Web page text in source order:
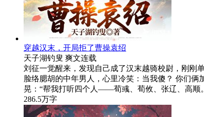
穿越汉末，开局拒了曹操袁绍
天子湖钓叟 爽文连载
刘征一觉醒来，发现自己成了汉末越骑校尉，刚刚
脸络腮胡的中年男人，心里冷笑：当我傻？ 你们
晃：“帮我打听四个人——荀彧、荀攸、张辽、高顺
286.5万字